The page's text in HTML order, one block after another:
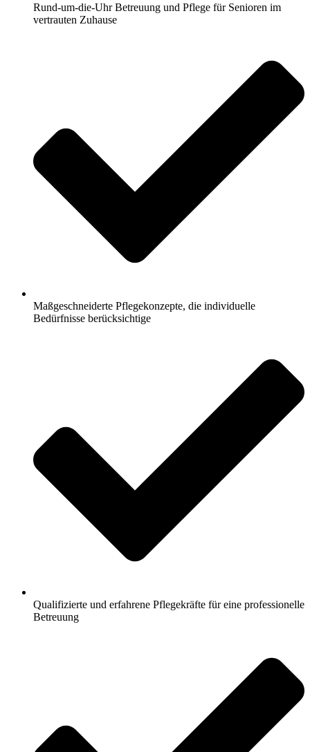
Rund-um-die-Uhr Betreuung und Pflege für Senioren im
vertrauten Zuhause
Maßgeschneiderte Pflegekonzepte, die individuelle
Bedürfnisse berücksichtige
Qualifizierte und erfahrene Pflegekräfte für eine professionelle
Betreuung